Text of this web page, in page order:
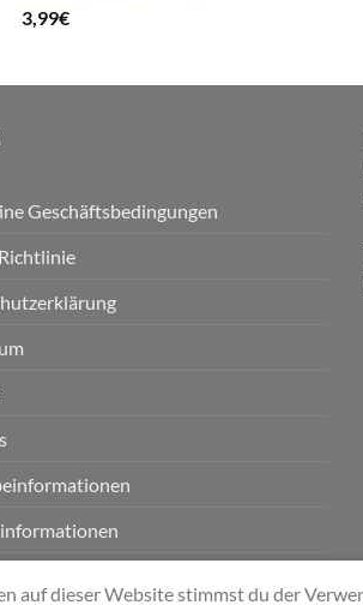
3,99€
Geschäftsbedingungen
auf dieser Website stimmst du der